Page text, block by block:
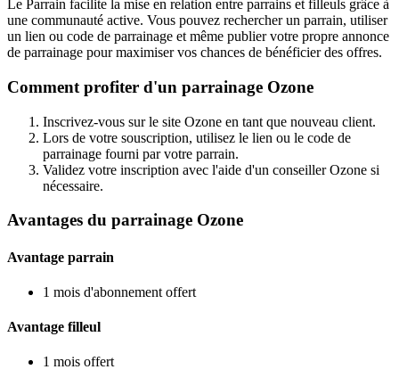
Le Parrain facilite la mise en relation entre parrains et filleuls grâce à
une communauté active. Vous pouvez rechercher un parrain, utiliser
un lien ou code de parrainage et même publier votre propre annonce
de parrainage pour maximiser vos chances de bénéficier des offres.
Comment profiter d'un parrainage Ozone
Inscrivez-vous sur le site Ozone en tant que nouveau client.
Lors de votre souscription, utilisez le lien ou le code de
parrainage fourni par votre parrain.
Validez votre inscription avec l'aide d'un conseiller Ozone si
nécessaire.
Avantages du parrainage Ozone
Avantage parrain
1 mois d'abonnement offert
Avantage filleul
1 mois offert